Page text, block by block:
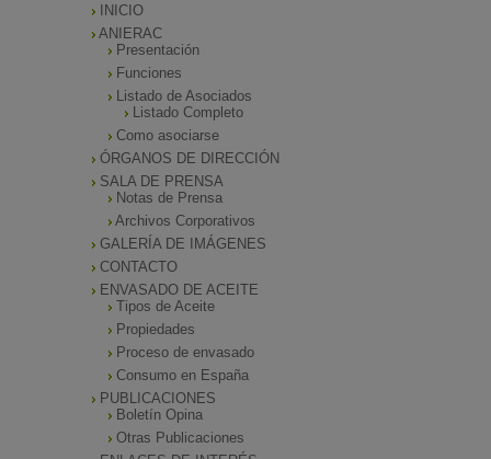
INICIO
ANIERAC
Presentación
Funciones
Listado de Asociados
Listado Completo
Como asociarse
ÓRGANOS DE DIRECCIÓN
SALA DE PRENSA
Notas de Prensa
Archivos Corporativos
GALERÍA DE IMÁGENES
CONTACTO
ENVASADO DE ACEITE
Tipos de Aceite
Propiedades
Proceso de envasado
Consumo en España
PUBLICACIONES
Boletín Opina
Otras Publicaciones